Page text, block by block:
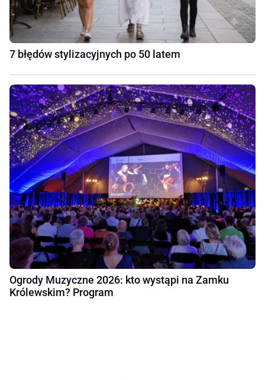
7 błędów stylizacyjnych po 50 latem
Ogrody Muzyczne 2026: kto wystąpi na Zamku
Królewskim? Program